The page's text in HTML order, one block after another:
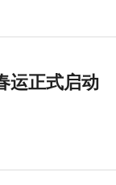
运正式启动